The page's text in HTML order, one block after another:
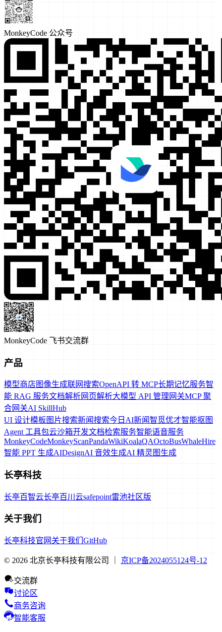
MonkeyCode 公众号
MonkeyCode 飞书交流群
产品
模型商店图像生成联网搜索OpenAPI 转 MCP长期记忆服务智
能 RAG 服务文档解析网页解析大模型 API 管理网关MCP 聚
合网关AI SkillHub
UI 设计模板 图片搜索新闻搜索今日AI新闻智觅优才智能抠图
Agent 工具包云沙箱开发文档检索服务智能语音服务
MonkeyCodeMonkeyScanPandaWikiKoalaQAOctoBusWhaleHire
智能 PPT 生成AIDesignAI 音效生成AI 精灵图生成
长亭科技
长亭百智云长亭百川云safepoint雷池社区版
关于我们
长亭科技官网 关于我们 GitHub
© 2026 北京长亭科技有限公司 ｜ 京ICP备2024055124号-12
交流群
讨论区
商务咨询
智能客服